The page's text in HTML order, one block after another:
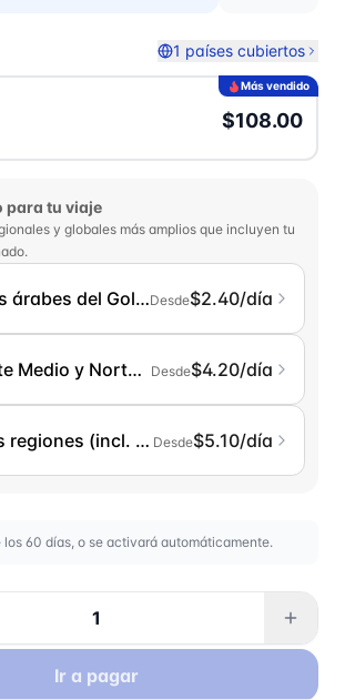
1 países cubiertos
Más vendido
$108.00
para tu viaje
y globales más amplios que incluyen tu
árabes del GolfoDesde$2.40/día
Medio y Norte de África (MENA)
Desde$4.20/día
regiones (incl. China continental)
Desde$5.10/día
60 días, o se activará automáticamente.
Ir a pagar